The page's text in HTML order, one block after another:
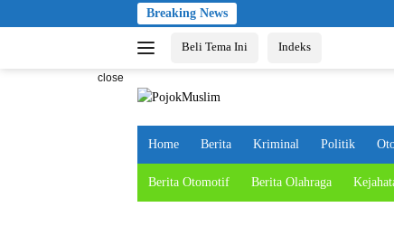
to
Breaking News
Beli Tema Ini Indeks
close
Home Berita Kriminal Politik
Berita Otomotif Berita Olahraga